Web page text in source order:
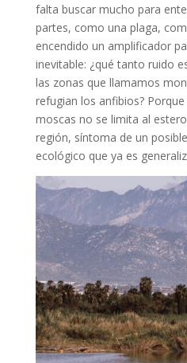
falta buscar mucho para
partes, como una plaga,
encendido un amplificador
inevitable: ¿qué tanto ruido
las zonas que llamamos
refugian los anfibios?
moscas no se limita al
región, síntoma de un
ecológico que ya es